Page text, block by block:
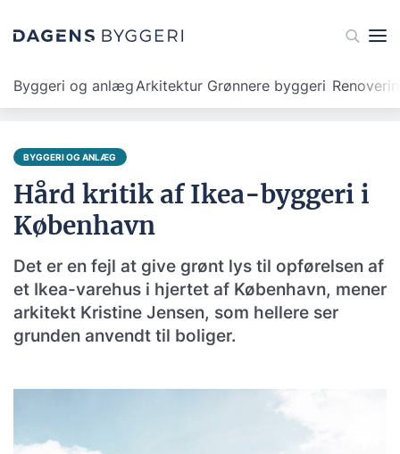
Byggeri og anlægArkitektur Grønnere byggeri
BYGGERI OG ANLÆG
Hård kritik af Ikea-byggeri i
København
Det er en fejl at give grønt lys til opførelsen af
et Ikea-varehus i hjertet af København, mener
arkitekt Kristine Jensen, som hellere ser
grunden anvendt til boliger.